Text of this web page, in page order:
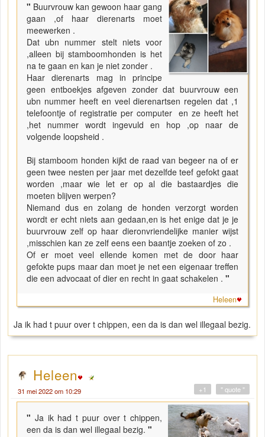
" Buurvrouw kan gewoon haar gang
gaan ,of haar dierenarts moet
meewerken .
Dat ubn nummer stelt niets voor
,alleen bij stamboomhonden is het
na te gaan en kan je niet zonder .
Haar dierenarts mag in principe
geen entboekjes afgeven zonder dat buurvrouw een
ubn nummer heeft en veel dierenartsen regelen dat ,1
telefoontje of registratie per computer en ze heeft het
,het nummer wordt ingevuld en hop ,op naar de
volgende loopsheid .
Bij stamboom honden kijkt de raad van begeer na of er
geen twee nesten per jaar met dezelfde teef gefokt gaat
worden ,maar wie let er op al die bastaardjes die
moeten blijven werpen?
Niemand dus en zolang de honden verzorgt worden
wordt er echt niets aan gedaan,en is het enige dat je je
buurvrouw zelf op haar dieronvriendelijke manier wijst
,misschien kan ze zelf eens een baantje zoeken of zo .
Of er moet veel ellende komen met de door haar
gefokte pups maar dan moet je net een eigenaar treffen
die een advocaat of dier en recht in gaat schakelen . "
Heleen
Ja ik had t puur over t chippen, een da is dan wel illegaal bezig.
Heleen
31 mei 2022 om 10:29 " quote "
+1
" Ja ik had t puur over t chippen,
een da is dan wel illegaal bezig. "